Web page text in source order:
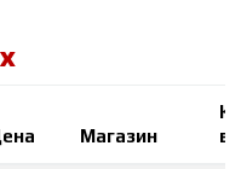
Магазин
во